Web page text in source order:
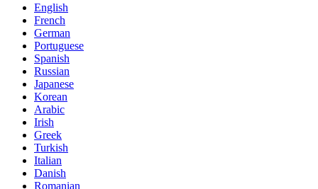
English
French
German
Portuguese
Spanish
Russian
Japanese
Korean
Arabic
Irish
Greek
Turkish
Italian
Danish
Romanian